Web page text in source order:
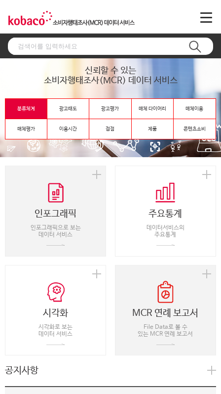
신뢰할 수 있는
소비자행태조사(MCR) 데이터 서비스
분류체계 광고태도 광고평가 매체 다이어리 매체이용
매체평가 이용시간 접점 제품 콘텐츠소비
인포그래픽
인포그래픽으로 보는
데이터 서비스
주요통계
데이터서비스의
주요통계
시각화
시각화로 보는
데이터 서비스
MCR 연례 보고서
File Data로 볼 수
있는 MCR 연례 보고서
공지사항